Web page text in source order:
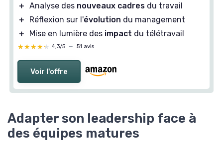
＋ Analyse des nouveaux cadres du travail
＋
Réflexion sur l'évolution du management
＋
Mise en lumière des impact du télétravail
★★★★★
★★★★★ 4,3/5 — 51 avis
Voir l'offre
Adapter son leadership face à
des équipes matures